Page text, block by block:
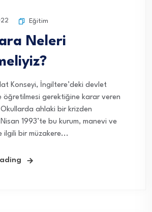
Eğitim
Neleri
Konseyi, İngiltere’deki devlet
öğretilmesi gerektiğine karar veren
ahlaki bir krizden
1993’te bu kurum, manevi ve
ilgili bir müzakere...